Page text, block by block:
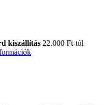
kiszállítás 22.000 Ft-tól